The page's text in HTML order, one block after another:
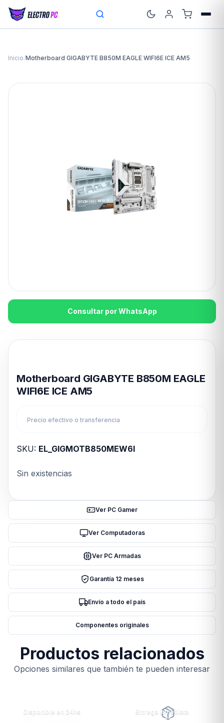
Inicio/Motherboard GIGABYTE B850M EAGLE WIFI6E ICE AM5
Consultar por WhatsApp
Motherboard GIGABYTE B850M EAGLE
WIFI6E ICE AM5
Precio efectivo o transferencia
SKU: EL_GIGMOTB850MEW6I
Sin existencias
Ver PC Gamer
Ver Computadoras
Ver PC Armadas
Garantía 12 meses
Envío a todo el país
Componentes originales
Productos relacionados
Opciones similares que también te pueden interesar
Disponible en 24hs Entrega inmediata